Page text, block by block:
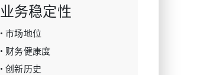
业务稳定性
• 市场地位
• 财务健康度
• 创新历史